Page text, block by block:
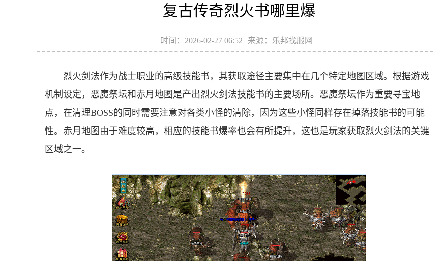
复古传奇烈火书哪里爆
时间：2026-02-27 06:52 来源：乐邦找服网
烈火剑法作为战士职业的高级技能书，其获取途径主要集中在几个特定地图区域。根据游戏
机制设定，恶魔祭坛和赤月地图是产出烈火剑法技能书的主要场所。恶魔祭坛作为重要寻宝地
点，在清理BOSS的同时需要注意对各类小怪的清除，因为这些小怪同样存在掉落技能书的可能
性。赤月地图由于难度较高，相应的技能书爆率也会有所提升，这也是玩家获取烈火剑法的关键
区域之一。